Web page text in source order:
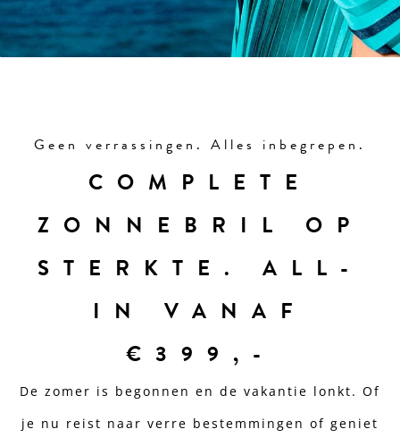
Geen verrassingen. Alles inbegrepen.
COMPLETE
ZONNEBRIL OP
STERKTE. ALL-
IN VANAF
€399,-
De zomer is begonnen en de vakantie lonkt. Of
je nu reist naar verre bestemmingen of geniet